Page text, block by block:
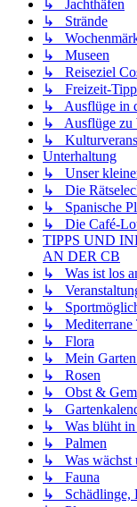
↳ Jachthäfen
↳ Strände
↳
↳ Museen
↳ Reiseziel
↳ Freizeit-
↳ Ausflüge in
↳ Ausflüge zu
↳
Unterhaltung
↳ Unser
↳ Die
↳ Spanische
↳ Die Café-
TIPPS UND
AN DER CB
↳ Was ist los
↳
↳
↳ Mediterrane
↳ Flora
↳ Mein Garten
↳ Rosen
↳ Obst &
↳
↳ Was blüht in
↳ Palmen
↳ Was wächst
↳ Fauna
↳ Schädlinge,